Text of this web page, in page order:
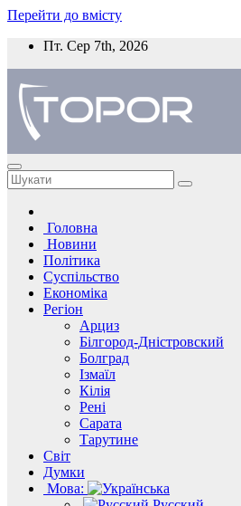
Перейти до вмісту
Пт. Сер 7th, 2026
Головна
Новини
Політика
Суспільство
Економіка
Регіон
Арциз
Білгород-Дністровский
Болград
Ізмаїл
Кілія
Рені
Сарата
Тарутине
Світ
Думки
Мова: